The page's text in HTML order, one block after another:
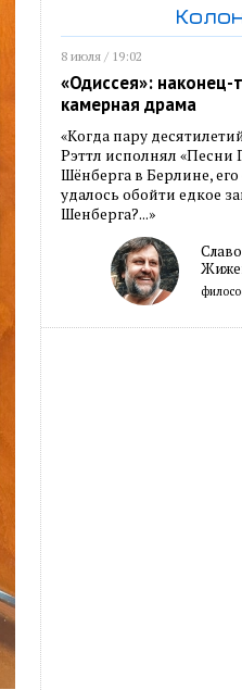
8 июля / 19:02
«Одиссея»:
камерная драма
«Когда пару
Рэттл исполнял «Песни
Шёнберга в Берлине,
удалось обойти едкое
Шенберга?...»